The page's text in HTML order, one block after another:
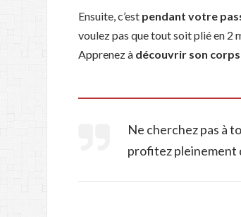
Ensuite, c’est pendant votre
voulez pas que tout soit plié en 2
Apprenez à découvrir son
Ne cherchez pas à
profitez pleinement